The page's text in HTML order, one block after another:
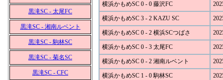
黒滝SC - 太尾FC
黒滝SC - 湘南ルベント
黒滝SC - 駒林SC
黒滝SC - 菊名SC
黒滝SC - CFC
横浜かもめSC 0 - 0 藤沢FC
横浜かもめSC 3 - 2 KAZU SC
横浜かもめSC 0 - 2 横浜SCつばさ
横浜かもめSC 0 - 3 太尾FC
横浜かもめSC 0 - 2 湘南ルベント
横浜かもめSC 1 - 0 駒林SC